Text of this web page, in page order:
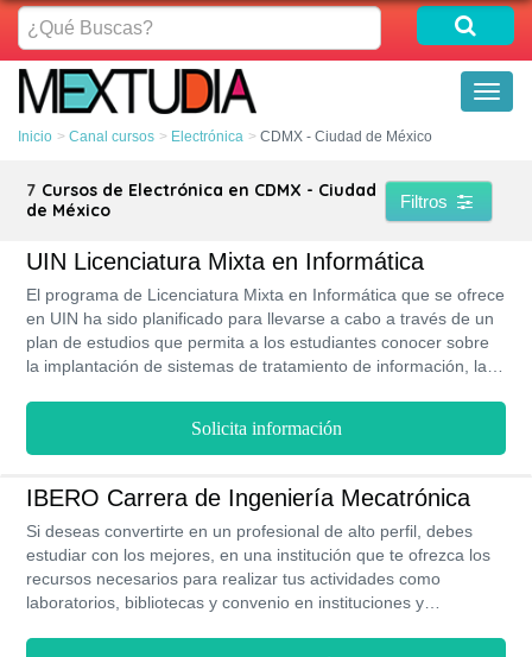
¿Qué
Buscas?
Inicio Canal cursos Electrónica CDMX - Ciudad de México
7 Cursos de Electrónica en CDMX - Ciudad
de México
Filtros
UIN Licenciatura Mixta en Informática
El programa de Licenciatura Mixta en Informática que se ofrece
en UIN ha sido planificado para llevarse a cabo a través de un
plan de estudios que permita a los estudiantes conocer sobre
la implantación de sistemas de tratamiento de información, la
proactiva. Se estudia en 3 años en la modalidad semipresencial
y su costo total no supera los $100,000 MXN.
Solicita información
IBERO Carrera de Ingeniería Mecatrónica
Si deseas convertirte en un profesional de alto perfil, debes
estudiar con los mejores, en una institución que te ofrezca los
recursos necesarios para realizar tus actividades como
laboratorios, bibliotecas y convenio en instituciones y